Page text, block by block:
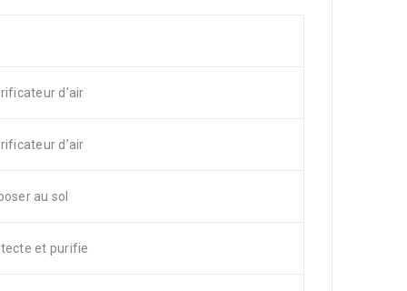
d’air
d’air
au sol
et purifie